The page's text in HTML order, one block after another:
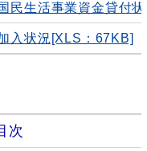
民生活事業資金貸付
入状況[XLS：67KB]
次